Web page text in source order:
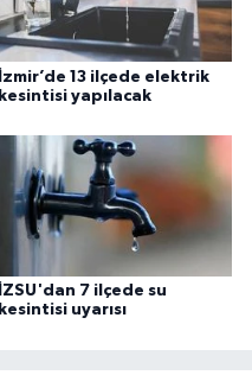
İzmir’de 13 ilçede elektrik
kesintisi yapılacak
İZSU'dan 7 ilçede su
kesintisi uyarısı